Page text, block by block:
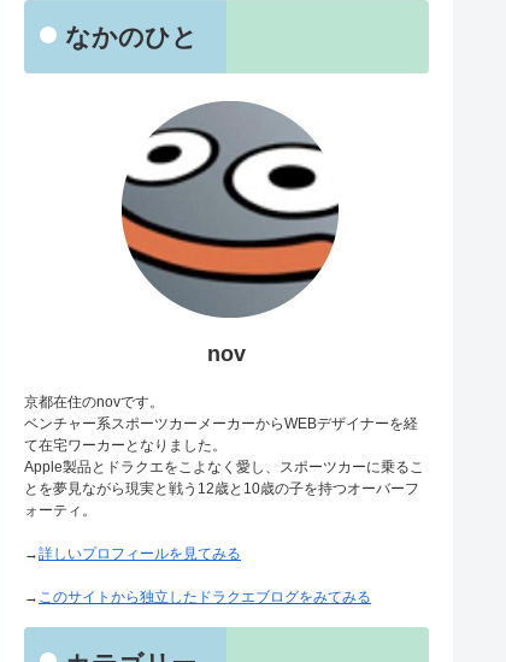
なかのひと
nov
京都在住のnovです。
ベンチャー系スポーツカーメーカーからWEBデザイナーを経
て在宅ワーカーとなりました。
Apple製品とドラクエをこよなく愛し、スポーツカーに乗るこ
とを夢見ながら現実と戦う12歳と10歳の子を持つオーバーフ
ォーティ。
→詳しいプロフィールを見てみる
→ このサイトから独立したドラクエブログをみてみる